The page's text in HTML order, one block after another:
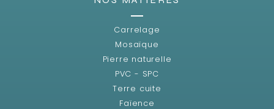
Carrelage
Mosaïque
Pierre naturelle
PVC - SPC
Terre cuite
Faïence